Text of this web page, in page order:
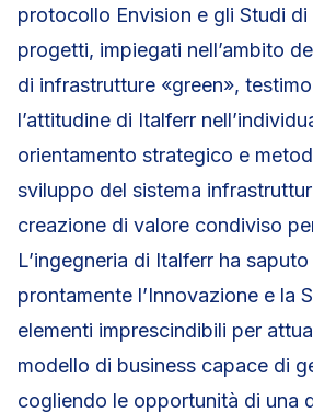
protocollo Envision e gli Studi
progetti, impiegati nell’ambito
di infrastrutture «green»,
l’attitudine di Italferr
orientamento strategico e
sviluppo del sistema
creazione di valore condiviso
L’ingegneria di Italferr ha
prontamente l’Innovazione e la
elementi imprescindibili per
modello di business capace di
cogliendo le opportunità di una